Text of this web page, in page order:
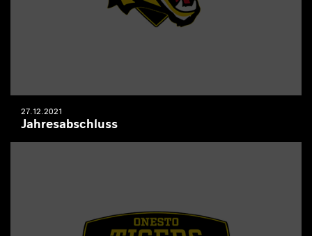
27.12.2021
Jahresabschluss